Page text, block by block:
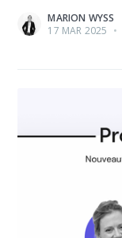
MARION WYSS
17 MAR 2025 •